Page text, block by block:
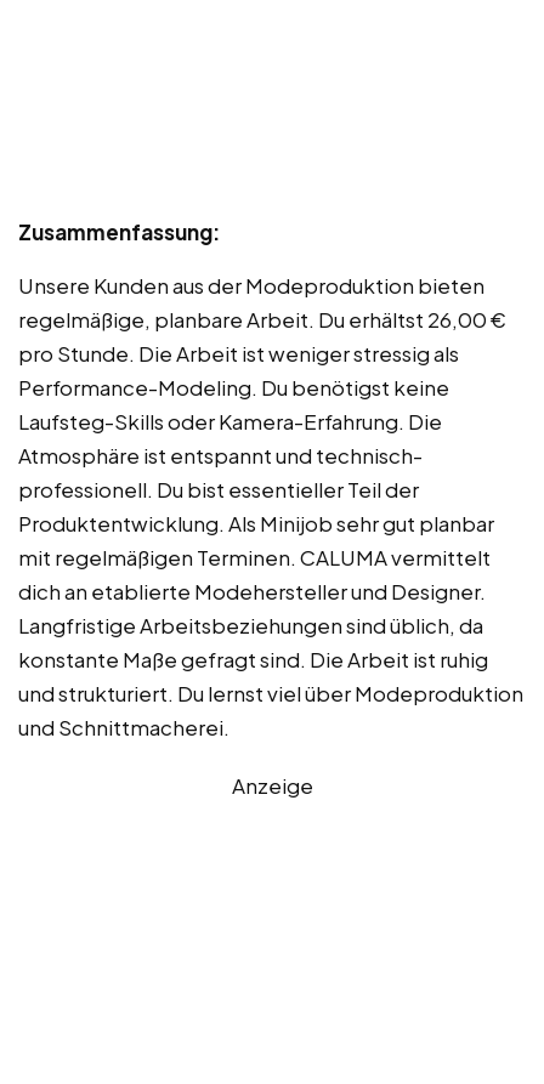
Zusammenfassung:
Unsere Kunden aus der Modeproduktion bieten
regelmäßige, planbare Arbeit. Du erhältst 26,00 €
pro Stunde. Die Arbeit ist weniger stressig als
Performance-Modeling. Du benötigst keine
Laufsteg-Skills oder Kamera-Erfahrung. Die
Atmosphäre ist entspannt und technisch-
professionell. Du bist essentieller Teil der
Produktentwicklung. Als Minijob sehr gut planbar
mit regelmäßigen Terminen. CALUMA vermittelt
dich an etablierte Modehersteller und Designer.
Langfristige Arbeitsbeziehungen sind üblich, da
konstante Maße gefragt sind. Die Arbeit ist ruhig
und strukturiert. Du lernst viel über Modeproduktion
und Schnittmacherei.
Anzeige